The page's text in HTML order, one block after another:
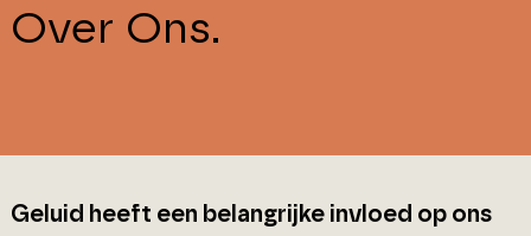
Over Ons.
Geluid heeft een belangrijke invloed op ons